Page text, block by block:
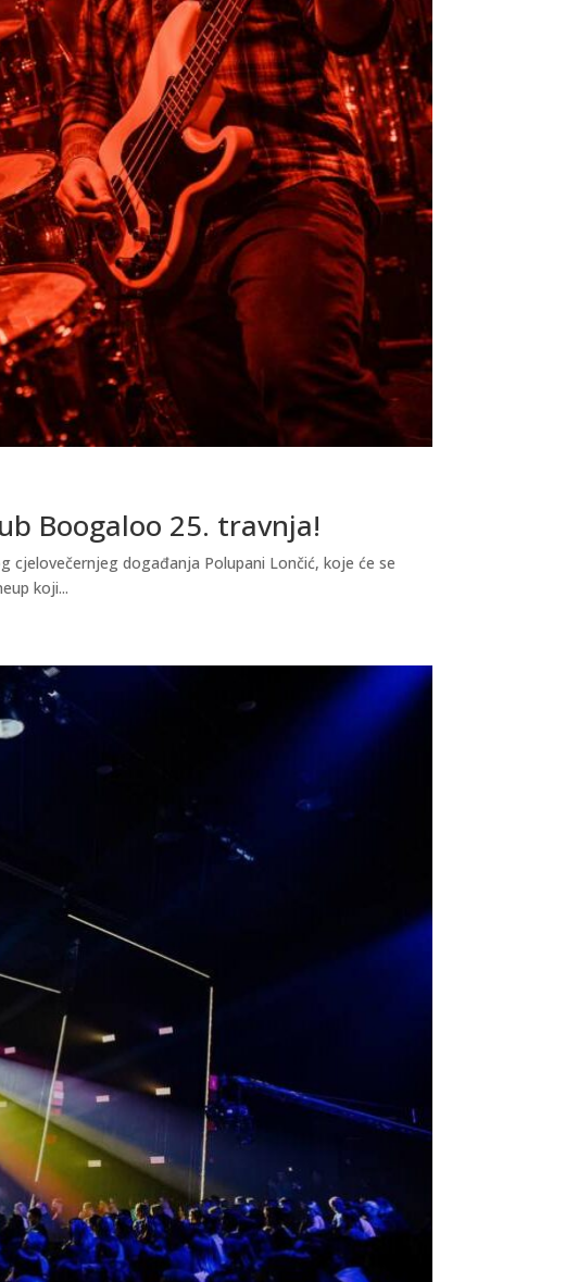
Boogaloo 25. travnja!
cjelovečernjeg događanja Polupani Lončić, koje će se
koji...